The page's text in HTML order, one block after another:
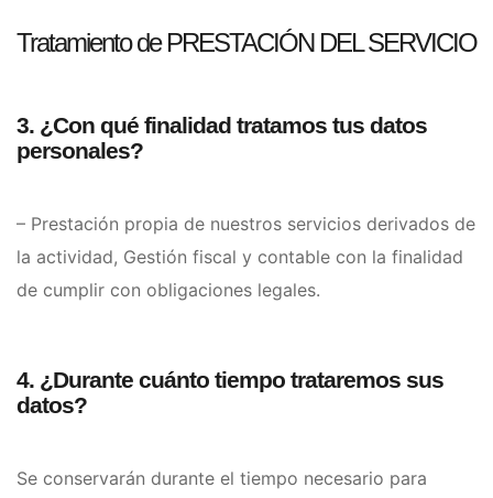
Tratamiento de PRESTACIÓN DEL SERVICIO
3. ¿Con qué finalidad tratamos tus datos
personales?
– Prestación propia de nuestros servicios derivados de
la actividad, Gestión fiscal y contable con la finalidad
de cumplir con obligaciones legales.
4. ¿Durante cuánto tiempo trataremos sus
datos?
Se conservarán durante el tiempo necesario para